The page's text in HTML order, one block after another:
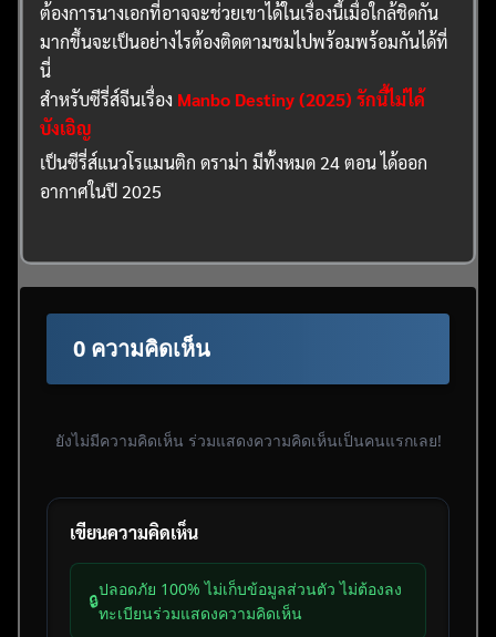
ต้องการนางเอกที่อาจจะช่วยเขาได้ในเรื่องนี้เมื่อใกล้ชิดกัน
มากขึ้นจะเป็นอย่างไรต้องติดตามชมไปพร้อมพร้อมกันได้ที่
นี่
สำหรับซีรี่ส์จีนเรื่อง Manbo Destiny (2025) รักนี้ไม่ได้
บังเอิญ
เป็นซีรี่ส์แนวโรแมนติก ดราม่า มีทั้งหมด 24 ตอน ได้ออก
อากาศในปี 2025
0 ความคิดเห็น
ยังไม่มีความคิดเห็น ร่วมแสดงความคิดเห็นเป็นคนแรกเลย!
เขียนความคิดเห็น
🔒
ปลอดภัย 100% ไม่เก็บข้อมูลส่วนตัว ไม่ต้องลง
ทะเบียนร่วมแสดงความคิดเห็น